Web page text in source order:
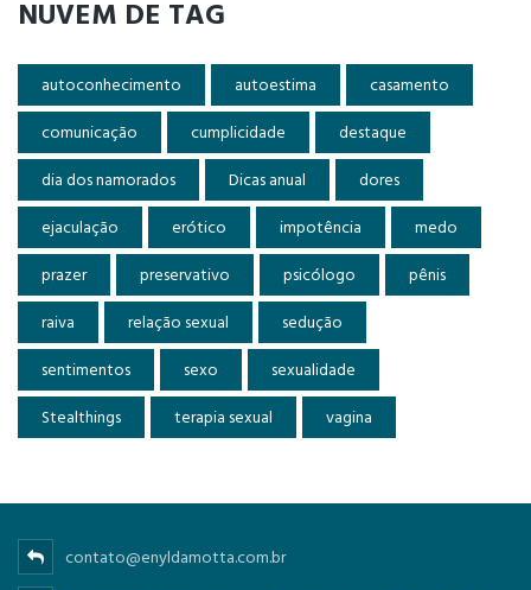
NUVEM DE TAG
autoconhecimento autoestima
casamento
comunicação
cumplicidade
destaque
dia dos namorados
Dicas anual
dores
ejaculação
erótico impotência
medo
prazer
preservativo psicólogo
pênis
raiva
relação sexual
sedução
sentimentos
sexo
sexualidade
Stealthings
terapia sexual vagina
contato@enyldamotta.com.br